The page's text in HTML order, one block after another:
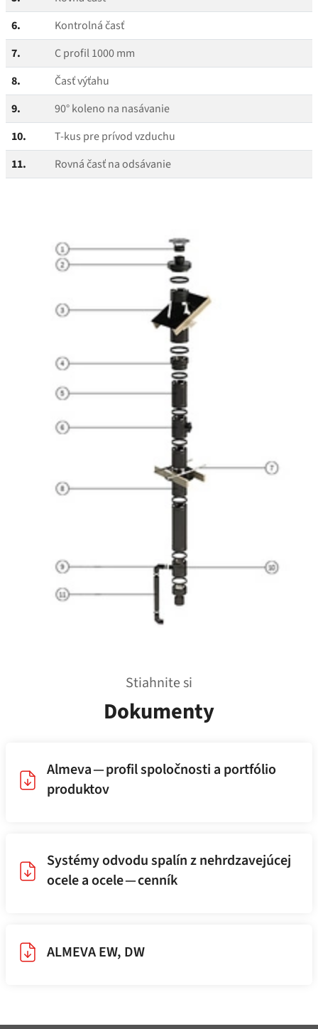
6.
Kontrolná časť
7.
C profil 1000 mm
8.
Časť výťahu
9.
90° koleno na nasávanie
10.
T‑kus pre prívod vzduchu
11.
Rovná časť na odsávanie
Stiahnite si
Dokumenty
Almeva — profil spoločnosti a portfólio
produktov
Systémy odvodu spalín z nehrdzavejúcej
ocele a ocele — cenník
ALMEVA EW, DW